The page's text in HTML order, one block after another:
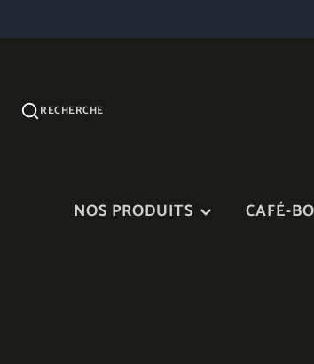
RECHERCHE
NOS PRODUITS CAFÉ-